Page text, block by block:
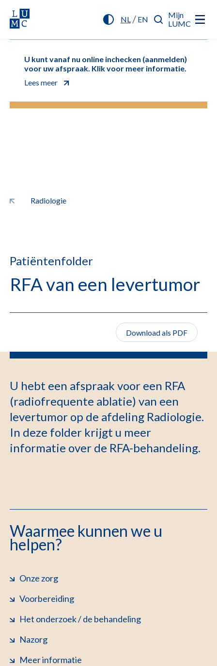
NL/ EN
Mijn
LUMC
U kunt vanaf nu online inchecken (aanmelden)
voor uw afspraak. Klik voor meer informatie.
Lees meer
Radiologie
Patiëntenfolder
RFA van een levertumor
Download als PDF
U hebt een afspraak voor een RFA
(radiofrequente ablatie) van een
levertumor op de afdeling Radiologie.
In deze folder krijgt u meer
informatie over de RFA-behandeling.
Waarmee kunnen we u
helpen?
Onze zorg
Voorbereiding
Het onderzoek / de behandeling
Nazorg
Meer informatie